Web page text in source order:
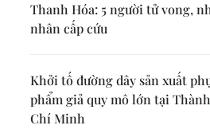
Thanh Hóa: 5 người tử vong,
nhân cấp cứu
Khởi tố đường dây sản xuất
phẩm giả quy mô lớn tại
Chí Minh